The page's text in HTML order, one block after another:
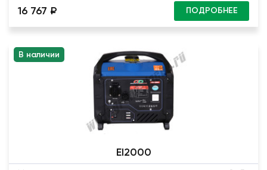
16 767 ₽ ПОДРОБНЕЕ
В наличии
EI2000